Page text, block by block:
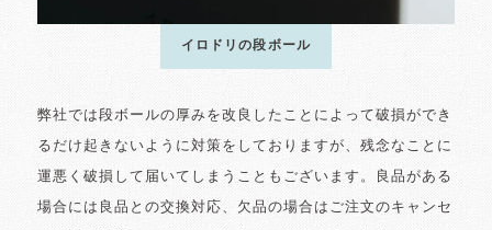
イロドリの段ボール
弊社では段ボールの厚みを改良したことによって破損ができ
るだけ起きないように対策をしておりますが、残念なことに
運悪く破損して届いてしまうこともございます。良品がある
場合には良品との交換対応、欠品の場合はご注文のキャンセ